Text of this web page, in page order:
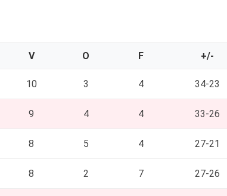
V O F +/-
10 3 4 34-23
9 4 4 33-26
8 5 4 27-21
8 2 7 27-26